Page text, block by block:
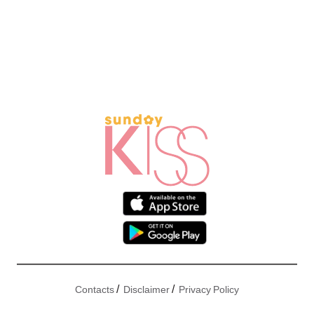
Contacts/ Disclaimer/ Privacy Policy